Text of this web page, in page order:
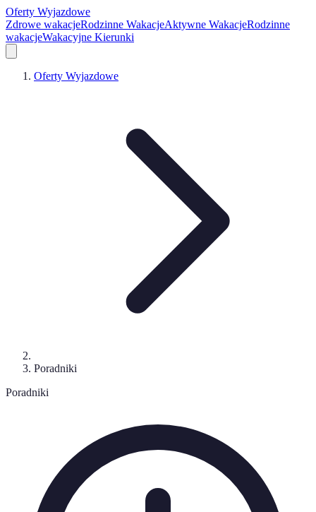
Oferty Wyjazdowe
Zdrowe wakacjeRodzinne WakacjeAktywne WakacjeRodzinne
wakacjeWakacyjne Kierunki
Oferty Wyjazdowe
Poradniki
Poradniki